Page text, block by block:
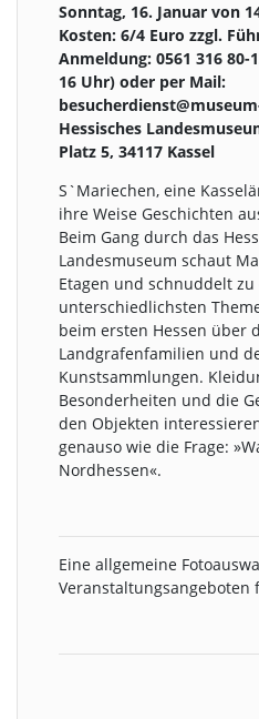
Sonntag, 16. Januar von
Kosten: 6/4 Euro zzgl.
Anmeldung: 0561 316 80-
16 Uhr) oder per Mail:
Hessisches
Platz 5, 34117 Kassel
S`Mariechen, eine
ihre Weise Geschichten
Beim Gang durch das
Landesmuseum schaut
Etagen und schnuddelt zu
unterschiedlichsten
beim ersten Hessen über
Landgrafenfamilien und
Kunstsammlungen.
Besonderheiten und die
den Objekten
genauso wie die Frage:
Nordhessen«.
Eine allgemeine
Veranstaltungsangeboten